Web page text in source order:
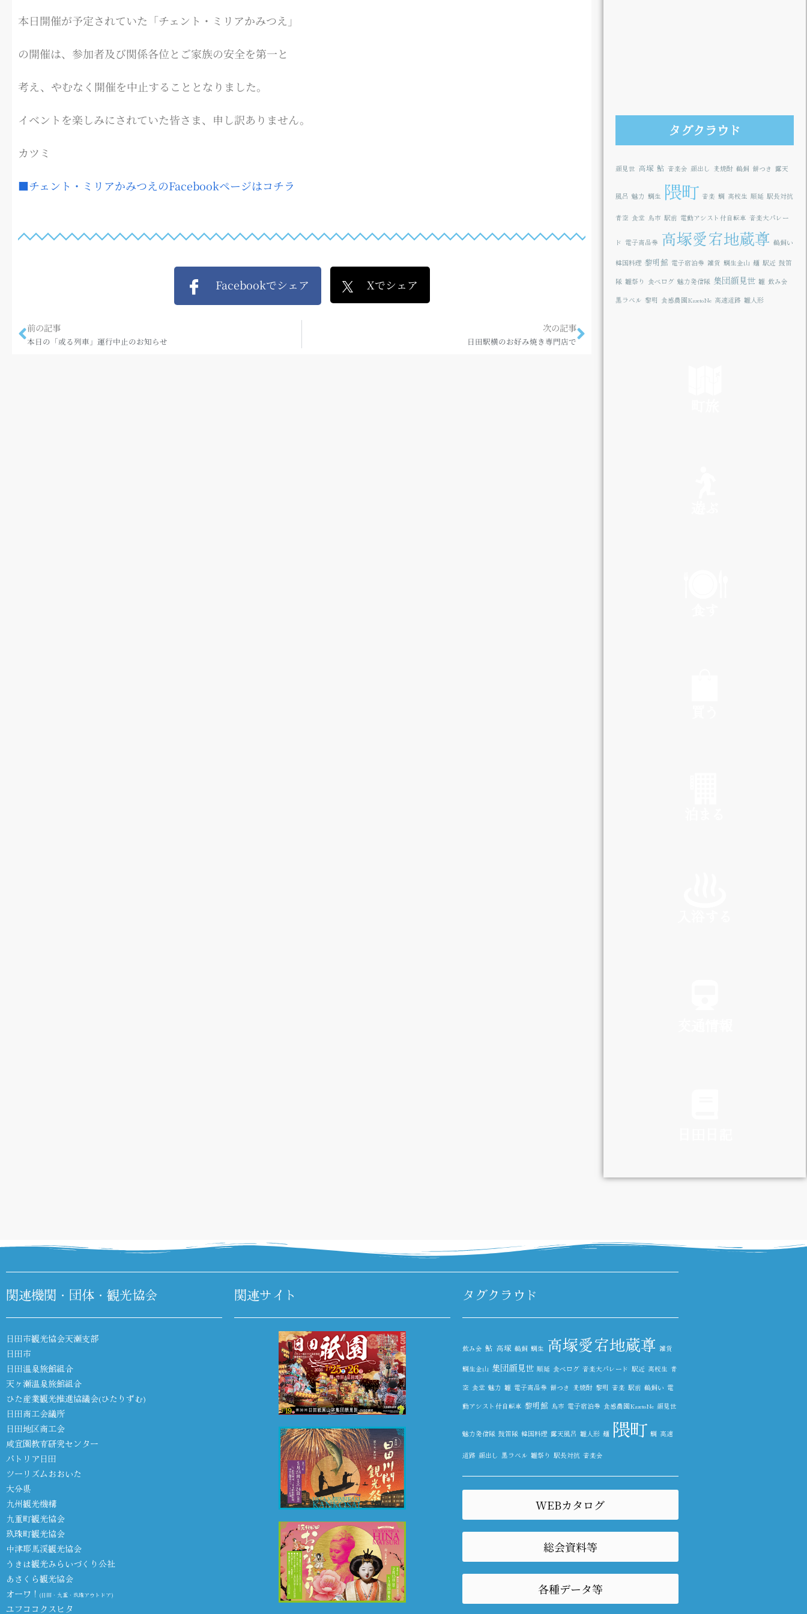
本日開催が予定されていた「チェント・ミリアかみつえ」
の開催は、参加者及び関係各位とご家族の安全を第一と
考え、やむなく開催を中止することとなりました。
イベントを楽しみにされていた皆さま、申し訳ありません。
カツミ
■チェント・ミリアかみつえのFacebookページはコチラ
Facebookでシェア Xでシェア
前の記事
本日の「或る列車」運行中止のお知らせ
次の記事
日田駅横のお好み焼き専門店で
タグクラウド
顔見世 高塚 鮎 音楽会 顔出し 麦焼酎 鵜飼 餅つき 露天
風呂 魅力 鯛生 隈町 音楽 鯛 高校生 順延 駅長対抗
青空 食堂 鳥市 駅前 電動アシスト付自転車 音楽大パレー
ド 電子商品券 高塚愛宕地蔵尊 鵜飼い
韓国料理 黎明館 電子宿泊券 雑貨 鯛生金山 麺 駅近 鼓笛
隊 雛祭り 食べログ 魅力発信隊 集団顔見世 雛 飲み会
黒ラベル 黎明 食感農園KazetoNe 高速道路 雛人形
DIARY
関連機関・団体・観光協会
日田市観光協会天瀬支部
日田市
日田温泉旅館組合
天ヶ瀬温泉旅館組合
ひた産業観光推進協議会(ひたりずむ)
日田商工会議所
日田地区商工会
咸宜園教育研究センター
パトリア日田
ツーリズムおおいた
大分県
九州観光機構
九重町観光協会
玖珠町観光協会
中津耶馬渓観光協会
うきは観光みらいづくり公社
あさくら観光協会
オーワ！ (日田・九重・玖珠アウトドア)
ユフココクスヒタ
関連サイト タグクラウド
飲み会 鮎 高塚 鵜飼 鯛生 高塚愛宕地蔵尊 雑貨
鯛生金山 集団顔見世 順延 食べログ 音楽大パレード 駅近 高校生 青
空 食堂 魅力 雛 電子商品券 餅つき 麦焼酎 黎明 音楽 駅前 鵜飼い 電
動アシスト付自転車 黎明館 鳥市 電子宿泊券 食感農園KazetoNe 顔見世
魅力発信隊 鼓笛隊 韓国料理 露天風呂 雛人形 麺 隈町 鯛 高速
道路 顔出し 黒ラベル 雛祭り 駅長対抗 音楽会
WEBカタログ
総会資料等
各種データ等